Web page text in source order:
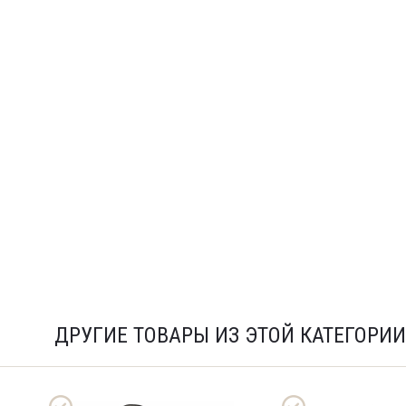
ДРУГИЕ ТОВАРЫ ИЗ ЭТОЙ КАТЕГОРИИ